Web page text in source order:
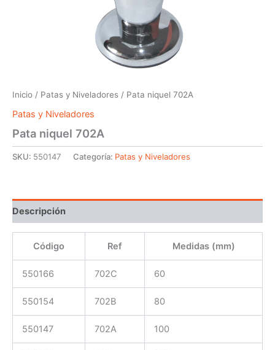
Inicio / Patas y Niveladores / Pata niquel 702A
Patas y Niveladores
Pata niquel 702A
SKU: 550147 Categoría: Patas y Niveladores
Descripción
Código Ref Medidas (mm)
550166 702C 60
550154 702B 80
550147 702A 100